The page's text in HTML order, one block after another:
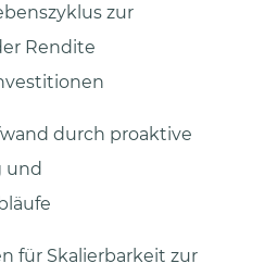
zur
Rendite
durch proaktive
und
für Skalierbarkeit zur